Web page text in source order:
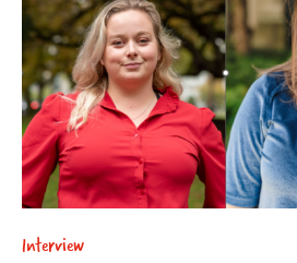
Interview